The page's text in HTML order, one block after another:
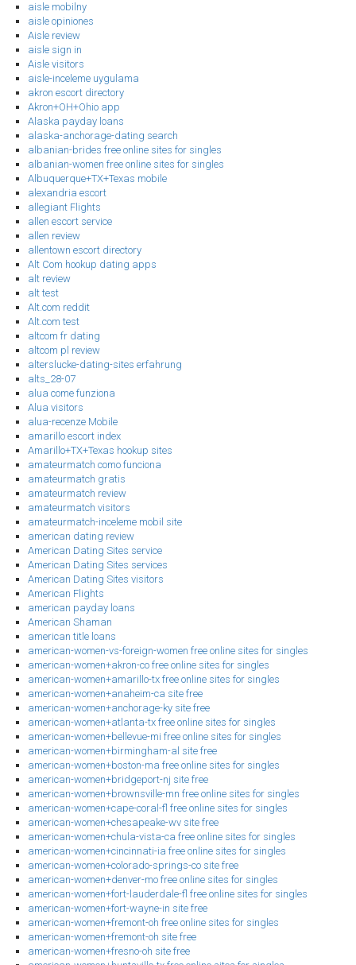
aisle mobilny
aisle opiniones
Aisle review
aisle sign in
Aisle visitors
aisle-inceleme uygulama
akron escort directory
Akron+OH+Ohio app
Alaska payday loans
alaska-anchorage-dating search
albanian-brides free online sites for singles
albanian-women free online sites for singles
Albuquerque+TX+Texas mobile
alexandria escort
allegiant Flights
allen escort service
allen review
allentown escort directory
Alt Com hookup dating apps
alt review
alt test
Alt.com reddit
Alt.com test
altcom fr dating
altcom pl review
alterslucke-dating-sites erfahrung
alts_28-07
alua come funziona
Alua visitors
alua-recenze Mobile
amarillo escort index
Amarillo+TX+Texas hookup sites
amateurmatch como funciona
amateurmatch gratis
amateurmatch review
amateurmatch visitors
amateurmatch-inceleme mobil site
american dating review
American Dating Sites service
American Dating Sites services
American Dating Sites visitors
American Flights
american payday loans
American Shaman
american title loans
american-women-vs-foreign-women free online sites for singles
american-women+akron-co free online sites for singles
american-women+amarillo-tx free online sites for singles
american-women+anaheim-ca site free
american-women+anchorage-ky site free
american-women+atlanta-tx free online sites for singles
american-women+bellevue-mi free online sites for singles
american-women+birmingham-al site free
american-women+boston-ma free online sites for singles
american-women+bridgeport-nj site free
american-women+brownsville-mn free online sites for singles
american-women+cape-coral-fl free online sites for singles
american-women+chesapeake-wv site free
american-women+chula-vista-ca free online sites for singles
american-women+cincinnati-ia free online sites for singles
american-women+colorado-springs-co site free
american-women+denver-mo free online sites for singles
american-women+fort-lauderdale-fl free online sites for singles
american-women+fort-wayne-in site free
american-women+fremont-oh free online sites for singles
american-women+fremont-oh site free
american-women+fresno-oh site free